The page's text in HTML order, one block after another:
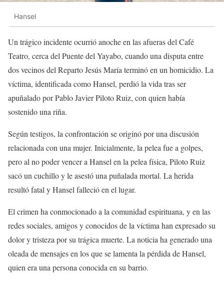
Hansel
Un trágico incidente ocurrió anoche en las afueras del Café
Teatro, cerca del Puente del Yayabo, cuando una disputa entre
dos vecinos del Reparto Jesús María terminó en un homicidio. La
víctima, identificada como Hansel, perdió la vida tras ser
apuñalado por Pablo Javier Piloto Ruiz, con quien había
sostenido una riña.
Según testigos, la confrontación se originó por una discusión
relacionada con una mujer. Inicialmente, la pelea fue a golpes,
pero al no poder vencer a Hansel en la pelea física, Piloto Ruiz
sacó un cuchillo y le asestó una puñalada mortal. La herida
resultó fatal y Hansel falleció en el lugar.
El crimen ha conmocionado a la comunidad espirituana, y en las
redes sociales, amigos y conocidos de la víctima han expresado su
dolor y tristeza por su trágica muerte. La noticia ha generado una
oleada de mensajes en los que se lamenta la pérdida de Hansel,
quien era una persona conocida en su barrio.